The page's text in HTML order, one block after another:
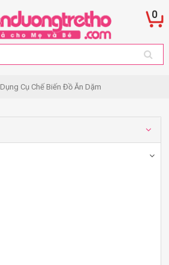
0
Dụng Cụ Chế Biến Đồ Ăn Dặm